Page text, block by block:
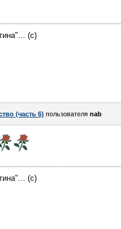
(с)
(часть 6) пользователя nab
(с)